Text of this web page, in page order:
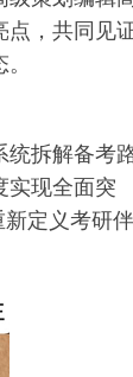
点，共同见
统拆解备考
实现全面突
新定义考研伴